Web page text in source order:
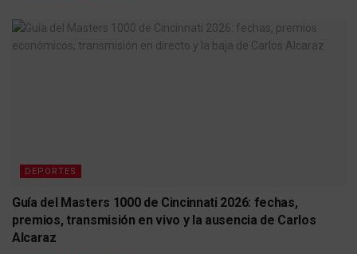
DEPORTES
Guía del Masters 1000 de Cincinnati 2026: fechas,
premios, transmisión en vivo y la ausencia de Carlos
Alcaraz